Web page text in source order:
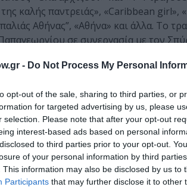
- Do Not Process My Personal
opt-out of the sale, sharing to third parties, or
for targeted advertising by us, please
selection. Please note that after your opt-out
interest-based ads based on personal
to third parties prior to your opt-out.
of your personal information by third
This information may also be disclosed by us to
Participants that may further disclose it to other
καλής παντρειάς», «Caribbean
Αθήνας”, «Αθήνα» και άλλα. Το
σε συνεργασία με τον
Τοποθεσία:
Διάφορες τοποθεσίες (δείτε
πρώτοι όλες τις ειδήσεις